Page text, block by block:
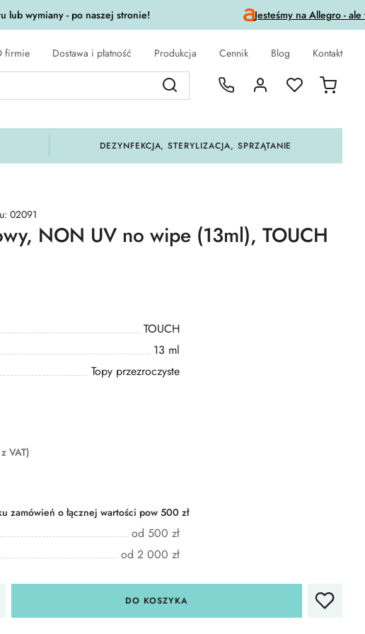
lub wymiany - po naszej stronie! Jesteśmy na Allegro -
firmie Dostawa i płatność Produkcja Cennik Blog Kontakt
DEZYNFEKCJA, STERYLIZACJA, SPRZĄTANIE
02091
NON UV no wipe (13ml), TOUCH
TOUCH
13 ml
Topy przezroczyste
VAT)
zamówień o łącznej wartości pow 500 zł
od 500 zł
od 2 000 zł
DO KOSZYKA